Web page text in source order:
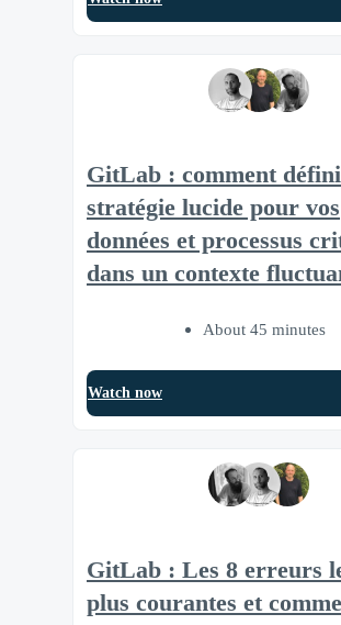
GitLab : comment
stratégie lucide pour vos
données et processus
dans un contexte
About 45 minutes
Watch now
GitLab : Les 8 erreurs
plus courantes et